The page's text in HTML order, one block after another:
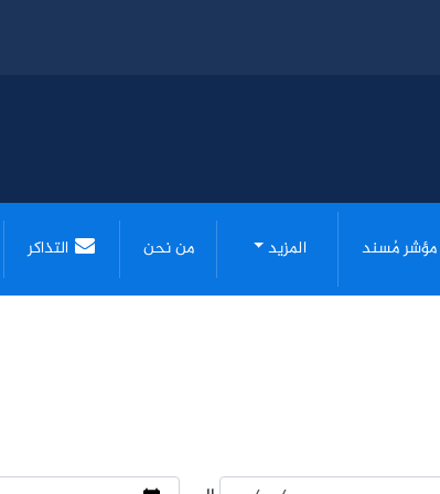
مؤشر مُسند المزيد من نحن التذاكر